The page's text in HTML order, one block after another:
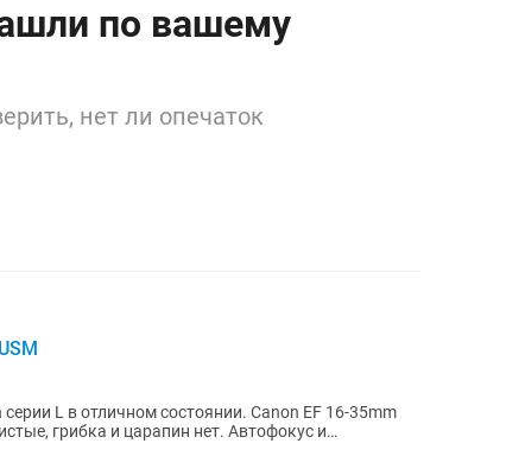
по вашему
нет ли опечаток
L в отличном состоянии. Canon EF 16-35mm
грибка и царапин нет. Автофокус и